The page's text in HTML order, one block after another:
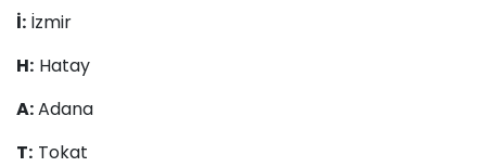
İ: İzmir
H: Hatay
A:Adana
T: Tokat